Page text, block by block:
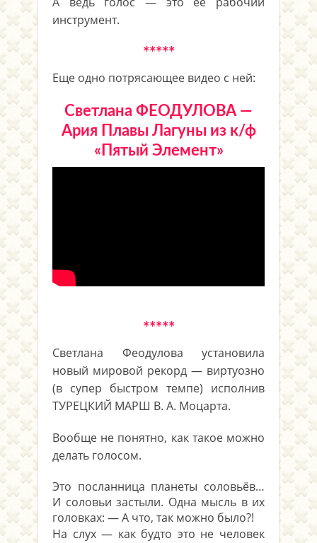
инструмент.
*****
Еще одно потрясающее видео с ней:
Светлана ФЕОДУЛОВА —
Ария Плавы Лагуны из к/ф
«Пятый Элемент»
*****
Светлана Феодулова установила
новый мировой рекорд — виртуозно
(в супер быстром темпе) исполнив
ТУРЕЦКИЙ МАРШ В. А. Моцарта.
Вообще не понятно, как такое можно
делать голосом.
Это посланница планеты соловьёв…
И соловьи застыли. Одна мысль в их
головках: — А что, так можно было?!
На слух — как будто это не человек